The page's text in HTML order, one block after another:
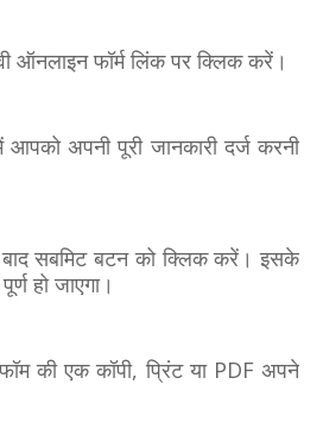
ऑनलाइन फॉर्म लिंक पर क्लिक करें।
अपनी पूरी जानकारी दर्ज करनी
सबमिट बटन को क्लिक करें। इसके
हो जाएगा।
की एक कॉपी, प्रिंट या PDF अपने